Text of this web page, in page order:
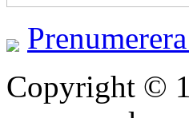
Copyright ©